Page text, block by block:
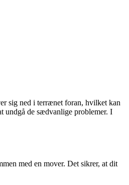
sig ned i terrænet foran, hvilket kan
undgå de sædvanlige problemer. I
med en mover. Det sikrer, at dit